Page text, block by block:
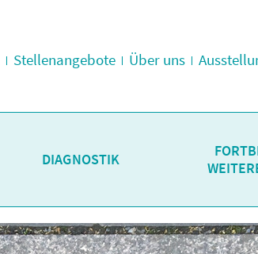
Stellenangebote Über uns
DIAGNOSTIK